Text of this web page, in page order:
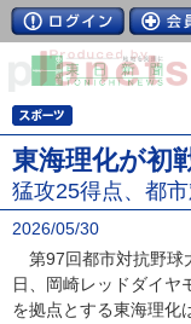
東海理化が初
猛攻25得点、都
2026/05/30
第97回都市対抗野球
日、岡崎レッドダイヤ
を拠点とする東海理